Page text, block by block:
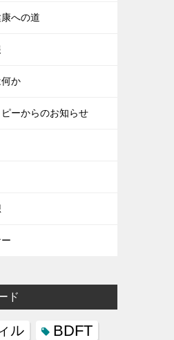
への道
何か
ーからのお知らせ
ド
ル BDFT